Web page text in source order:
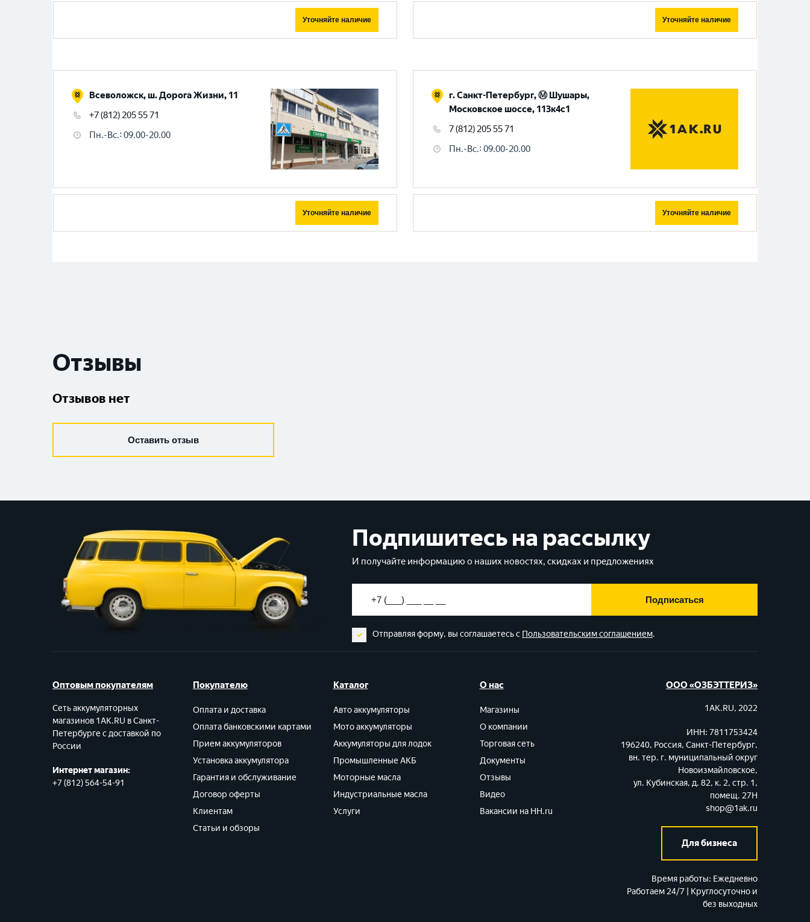
Уточняйте наличие Уточняйте наличие
Всеволожск, ш. Дорога Жизни, 11
+7 (812) 205 55 71
Пн.-Вс.: 09.00-20.00
Уточняйте наличие
г. Санкт-Петербург, Ⓜ️ Шушары,
Московское шоссе, 113к4с1
7 (812) 205 55 71
Пн.-Вс.: 09.00-20.00
Уточняйте наличие
Отзывы
Отзывов нет
Оставить отзыв
Подпишитесь на рассылку
И получайте информацию о наших новостях, скидках и предложениях
Подписаться
Отправляя форму, вы соглашаетесь с Пользовательским соглашением.
Оптовым покупателям
Сеть аккумуляторных
магазинов 1AK.RU в Санкт-
Петербурге с доставкой по
России
Интернет магазин:
+7 (812) 564-54-91
Покупателю
Оплата и доставка
Оплата банковскими картами
Прием аккумуляторов
Установка аккумулятора
Гарантия и обслуживание
Договор оферты
Клиентам
Статьи и обзоры
Каталог
Авто аккумуляторы
Мото аккумуляторы
Аккумуляторы для лодок
Промышленные АКБ
Моторные масла
Индустриальные масла
Услуги
О нас
Магазины
О компании
Торговая сеть
Документы
Отзывы
Видео
Вакансии на HH.ru
ООО «ОЗБЭТТЕРИЗ»
1AK.RU, 2022
ИНН: 7811753424
196240, Россия, Санкт-Петербург,
вн. тер. г. муниципальный округ
Новоизмайловское,
ул. Кубинская, д. 82, к. 2, стр. 1,
помещ. 27Н
shop@1ak.ru
Для бизнеса
Время работы: Ежедневно
Работаем 24/7 | Круглосуточно и
без выходных